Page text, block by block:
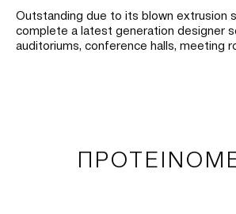
Outstanding due to its blown extrusion
complete a latest generation designer
auditoriums, conference halls, meeting